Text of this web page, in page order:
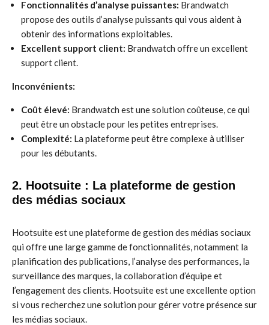
Fonctionnalités d’analyse puissantes: Brandwatch
propose des outils d’analyse puissants qui vous aident à
obtenir des informations exploitables.
Excellent support client: Brandwatch offre un excellent
support client.
Inconvénients:
Coût élevé: Brandwatch est une solution coûteuse, ce qui
peut être un obstacle pour les petites entreprises.
Complexité: La plateforme peut être complexe à utiliser
pour les débutants.
2. Hootsuite : La plateforme de gestion
des médias sociaux
Hootsuite est une plateforme de gestion des médias sociaux
qui offre une large gamme de fonctionnalités, notamment la
planification des publications, l’analyse des performances, la
surveillance des marques, la collaboration d’équipe et
l’engagement des clients. Hootsuite est une excellente option
si vous recherchez une solution pour gérer votre présence sur
les médias sociaux.